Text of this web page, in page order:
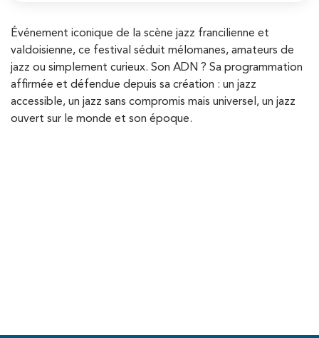
Événement iconique de la scène jazz francilienne et
valdoisienne, ce festival séduit mélomanes, amateurs de
jazz ou simplement curieux. Son ADN ? Sa programmation
affirmée et défendue depuis sa création : un jazz
accessible, un jazz sans compromis mais universel, un jazz
ouvert sur le monde et son époque.